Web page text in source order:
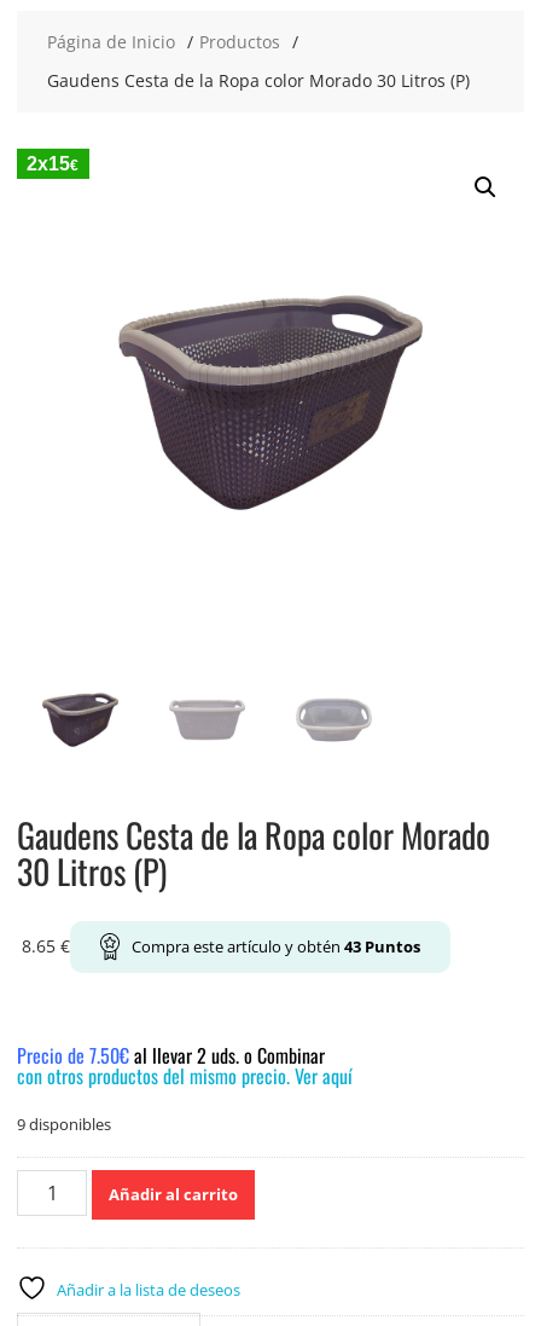
Página de Inicio
Productos
Gaudens Cesta de la Ropa color Morado 30 Litros (P)
2x15€
Gaudens Cesta de la Ropa color Morado
30 Litros (P)
8.65 € Compra este artículo y obtén 43Puntos
Precio de 7.50€al llevar 2 uds. o Combinar
con otros productos del mismo precio. Ver aquí
9 disponibles
Gaudens
Cesta
Ropa
color
Añadir al carrito
Añadir a la lista de deseos